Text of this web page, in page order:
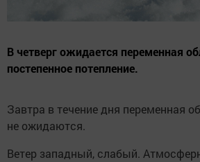
В четверг ожидается переменная
постепенное потепление.
Завтра в течение дня переменная
не ожидаются.
Ветер западный, слабый.